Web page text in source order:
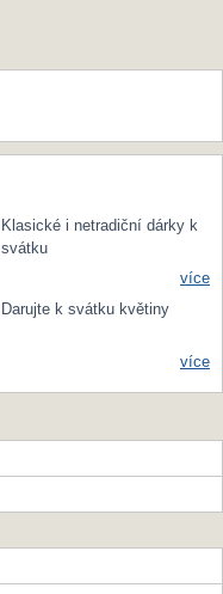
Klasické i netradiční dárky k
svátku
více
Darujte k svátku květiny
více